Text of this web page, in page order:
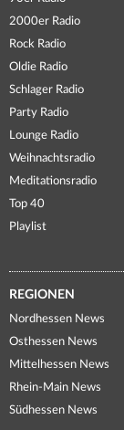
2000er Radio
Rock Radio
Oldie Radio
Schlager Radio
Party Radio
Lounge Radio
Weihnachtsradio
Meditationsradio
Top 40
Playlist
REGIONEN
Nordhessen News
Osthessen News
Mittelhessen News
Rhein-Main News
Südhessen News